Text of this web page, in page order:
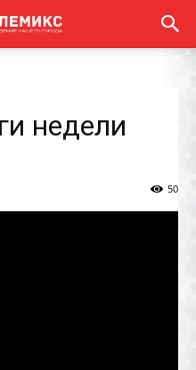
недели
50